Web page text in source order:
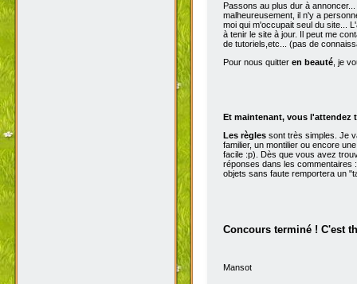
Passons au plus dur à
malheureusement, il n'y a
moi qui m'occupait seul du site...
à tenir le site à jour. Il peut me
de tutoriels,etc... (pas de
Pour nous quitter en beauté, je
Et maintenant, vous l'attendez
Les règles sont très simples. Je
familier, un montilier ou encore
facile :p). Dès que vous avez
réponses dans les commentaires
objets sans faute remportera un
Concours terminé ! C'est
Mansot